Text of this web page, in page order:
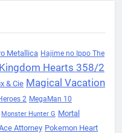
Metallica Hajime no Ippo The
Kingdom Hearts 358/2
& Cie Magical Vacation
2 MegaMan 10
Monster Hunter G Mortal
Attorney Pokemon Heart